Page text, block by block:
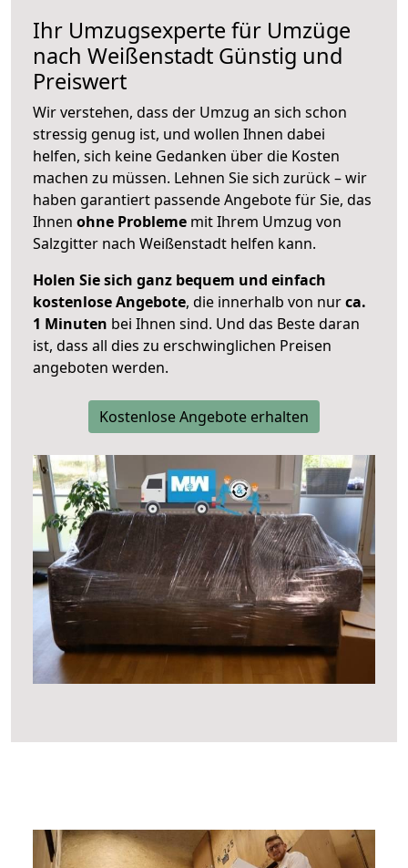
Ihr Umzugsexperte für Umzüge
nach Weißenstadt Günstig und
Preiswert
Wir verstehen, dass der Umzug an sich schon
stressig genug ist, und wollen Ihnen dabei
helfen, sich keine Gedanken über die Kosten
machen zu müssen. Lehnen Sie sich zurück – wir
haben garantiert passende Angebote für Sie, das
Ihnen ohne Probleme mit Ihrem Umzug von
Salzgitter nach Weißenstadt helfen kann.
Holen Sie sich ganz bequem und einfach
kostenlose Angebote, die innerhalb von nurca.
1 Minuten bei Ihnen sind. Und das Beste daran
ist, dass all dies zu erschwinglichen Preisen
angeboten werden.
Kostenlose Angebote erhalten